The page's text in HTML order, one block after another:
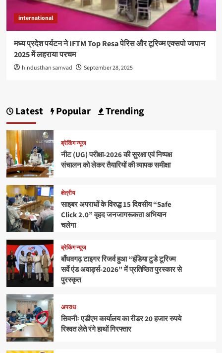
international
मध्य प्रदेश पर्यटन ने IFTM Top Resa पेरिस और टूरिज्म एक्सपो जापान
2025 में लहराया परचम
hindusthan samvad September 28, 2025
Latest Popular Trending
ब्रेकिंग न्यूज
नीट (UG) परीक्षा-2026 की सुरक्षा एवं निष्पक्ष
संचालन को लेकर तैयारियों की व्यापक समीक्षा
क्षेत्रीय
साइबर अपराधों के विरुद्ध 15 दिवसीय “Safe
Click 2.0” वृहद जनजागरूकता अभियान
चलेगा
ब्रेकिंग न्यूज
बाँधवगढ़ टाइगर रिजर्व हुआ “इंडिया टुडे टूरिज्म
सर्वे एंड अवार्ड्स-2026” में प्रतिष्ठित पुरस्कार से
पुरस्कृत
अपराध
सिवनीः एडीएम कार्यालय का रीडर 20 हजार रुपये
रिश्वत लेते रंगे हाथों गिरफ्तार